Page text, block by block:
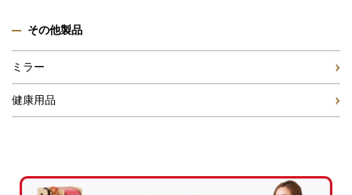
その他製品
ミラー
健康用品